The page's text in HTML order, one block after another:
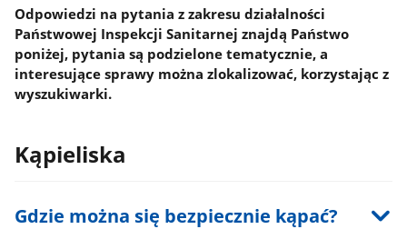
aby
rozpocząć
wyszukiwanie,
wyniki
na
Odpowiedzi na pytania z zakresu działalności
Państwowej Inspekcji Sanitarnej znajdą Państwo
poniżej, pytania są podzielone tematycznie, a
interesujące sprawy można zlokalizować, korzystając z
wyszukiwarki.
Kąpieliska
Gdzie można się bezpiecznie kąpać?